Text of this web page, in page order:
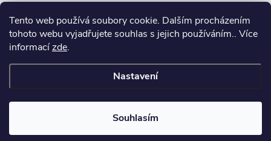
Tento web používá soubory cookie. Dalším procházením
tohoto webu vyjadřujete souhlas s jejich používáním.. Více
informacízde.
Nastavení
Souhlasím
Copyright 2026Style4.cz. Všechna práva vyhrazena.